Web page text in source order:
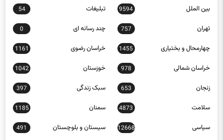
تهران 757 چند رسانه ای 0
چهارمحال و بختیاری 1455 خراسان رضوی 1161
خراسان شمالی 978 خوزستان 1042
زنجان 653 سبک زندگی 397
سلامت 4873 سمنان 1185
سیاسی 12668 سیستان و بلوچستان 491
عکس 329 علمی و فناوری 7632